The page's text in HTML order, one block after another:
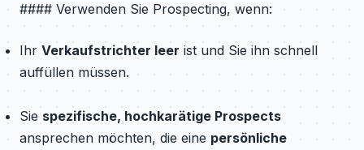
#### Verwenden Sie Prospecting, wenn:
Ihr Verkaufstrichter leer ist und Sie ihn schnell
auffüllen müssen.
Sie spezifische, hochkarätige Prospects
ansprechen möchten, die eine persönliche